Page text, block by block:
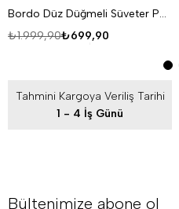
Bordo Düz Düğmeli Süveter PNC 9067
₺699,90
₺1.999,90
Tahmini Kargoya Veriliş Tarihi
1 - 4 İş Günü
Bültenimize abone ol